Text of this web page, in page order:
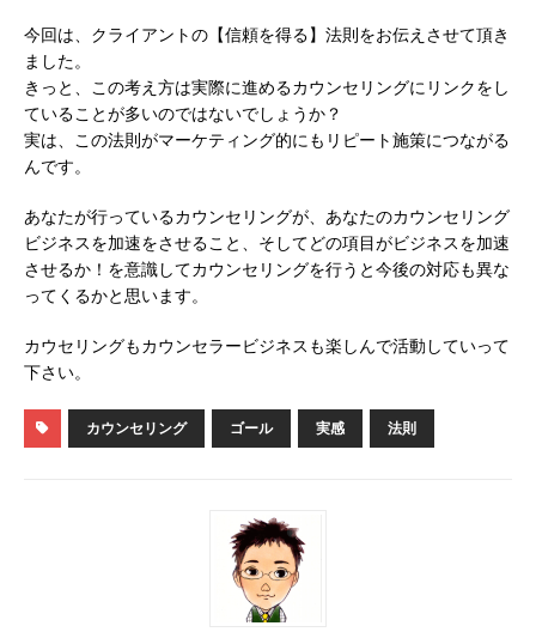
今回は、クライアントの【信頼を得る】法則をお伝えさせて頂き
ました。
きっと、この考え方は実際に進めるカウンセリングにリンクをし
ていることが多いのではないでしょうか？
実は、この法則がマーケティング的にもリピート施策につながる
んです。
あなたが行っているカウンセリングが、あなたのカウンセリング
ビジネスを加速をさせること、そしてどの項目がビジネスを加速
させるか！を意識してカウンセリングを行うと今後の対応も異な
ってくるかと思います。
カウセリングもカウンセラービジネスも楽しんで活動していって
下さい。
カウンセリング ゴール 実感 法則